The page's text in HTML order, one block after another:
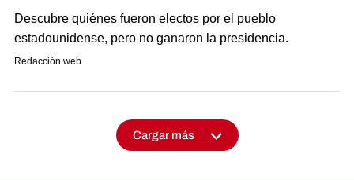
Descubre quiénes fueron electos por el pueblo
estadounidense, pero no ganaron la presidencia.
Redacción web
Cargar más